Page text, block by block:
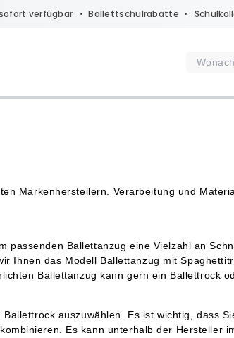
sofort verfügbar •Ballettschulrabatte •
Markenherstellern. Verarbeitung und
passenden Ballettanzug eine Vielzahl an
Ihnen das Modell Ballettanzug mit
Ballettanzug kann gern ein Ballettrock
auszuwählen. Es ist wichtig, dass
Es kann unterhalb der Hersteller